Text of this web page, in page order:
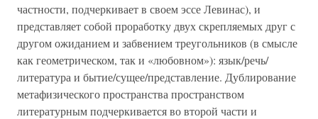
частности, подчеркивает в своем эссе Левинас), и
представляет собой проработку двух скрепляемых друг с
другом ожиданием и забвением треугольников (в смысле
как геометрическом, так и «любовном»): язык/речь/
литература и бытие/сущее/представление. Дублирование
метафизического пространства пространством
литературным подчеркивается во второй части и